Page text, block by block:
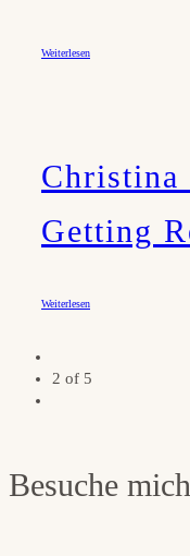
Weiterlesen
Getting
Weiterlesen
2 of 5
Besuche